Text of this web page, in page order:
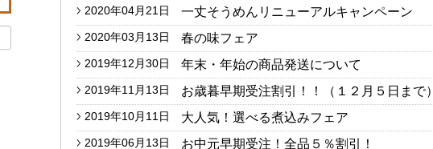
2020年04月21日 一丈そうめんリニューアルキャンペーン
2020年03月13日 春の味フェア
2019年12月30日 年末・年始の商品発送について
2019年11月13日 お歳暮早期受注割引！！（１２月５日まで
2019年10月11日 大人気！選べる煮込みフェア
2019年06月13日 お中元早期受注！全品５％割引！